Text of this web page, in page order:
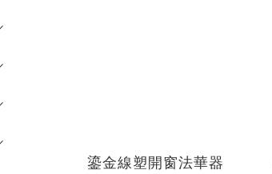
鎏金線塑開窗法華器